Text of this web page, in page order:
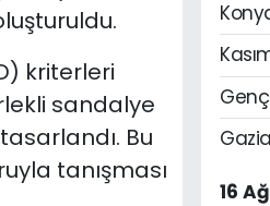
kriterleri
sandalye
Bu
tanışması
16